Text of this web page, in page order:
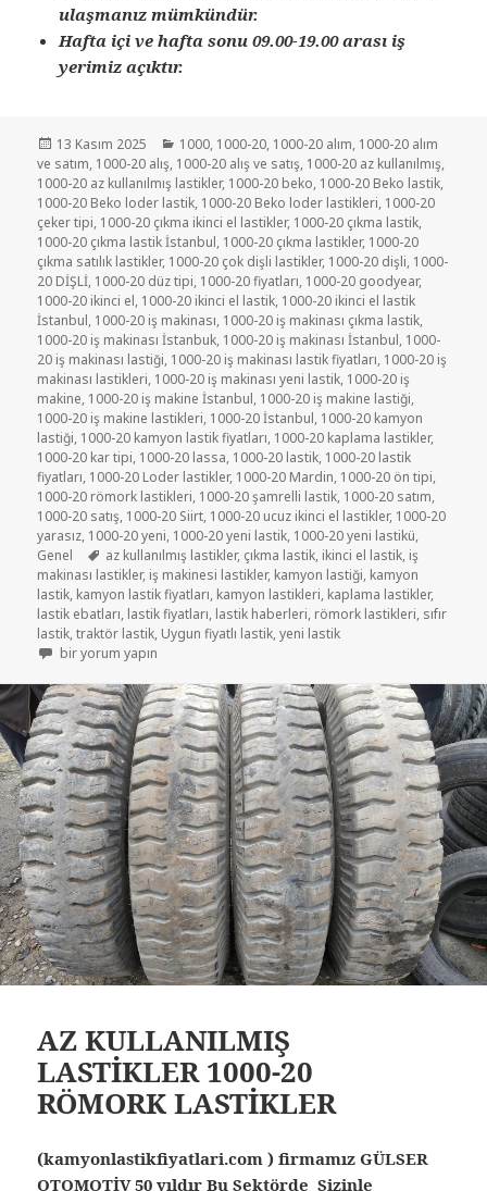
ulaşmanız mümkündür.
Hafta içi ve hafta sonu 09.00-19.00 arası iş
yerimiz açıktır.
Yayın
tarihi
13 Kasım 2025 Kategoriler
1000, 1000-20, 1000-20 alım, 1000-20 alım
ve satım, 1000-20 alış, 1000-20 alış ve satış, 1000-20 az kullanılmış,
1000-20 az kullanılmış lastikler, 1000-20 beko, 1000-20 Beko lastik,
1000-20 Beko loder lastik, 1000-20 Beko loder lastikleri, 1000-20
çeker tipi, 1000-20 çıkma ikinci el lastikler, 1000-20 çıkma lastik,
1000-20 çıkma lastik İstanbul, 1000-20 çıkma lastikler, 1000-20
çıkma satılık lastikler, 1000-20 çok dişli lastikler, 1000-20 dişli, 1000-
20 DİŞLİ, 1000-20 düz tipi, 1000-20 fiyatları, 1000-20 goodyear,
1000-20 ikinci el, 1000-20 ikinci el lastik, 1000-20 ikinci el lastik
İstanbul, 1000-20 iş makinası, 1000-20 iş makinası çıkma lastik,
1000-20 iş makinası İstanbuk, 1000-20 iş makinası İstanbul, 1000-
20 iş makinası lastiği, 1000-20 iş makinası lastik fiyatları, 1000-20 iş
makinası lastikleri, 1000-20 iş makinası yeni lastik, 1000-20 iş
makine, 1000-20 iş makine İstanbul, 1000-20 iş makine lastiği,
1000-20 iş makine lastikleri, 1000-20 İstanbul, 1000-20 kamyon
lastiği, 1000-20 kamyon lastik fiyatları, 1000-20 kaplama lastikler,
1000-20 kar tipi, 1000-20 lassa, 1000-20 lastik, 1000-20 lastik
fiyatları, 1000-20 Loder lastikler, 1000-20 Mardin, 1000-20 ön tipi,
1000-20 römork lastikleri, 1000-20 şamrelli lastik, 1000-20 satım,
1000-20 satış, 1000-20 Siirt, 1000-20 ucuz ikinci el lastikler, 1000-20
yarasız, 1000-20 yeni, 1000-20 yeni lastik, 1000-20 yeni lastikü,
Genel
Etiketler
az kullanılmış lastikler, çıkma lastik, ikinci el lastik, iş
makinası lastikler, iş makinesi lastikler, kamyon lastiği, kamyon
lastik, kamyon lastik fiyatları, kamyon lastikleri, kaplama lastikler,
lastik ebatları, lastik fiyatları, lastik haberleri, römork lastikleri, sıfır
lastik,traktör lastik, Uygun fiyatlı lastik,yeni lastik
Ekskavatör 1000-20 iş makinesi lastikler için
bir yorum yapın
AZ KULLANILMIŞ
LASTİKLER 1000-20
RÖMORK LASTİKLER
(kamyonlastikfiyatlari.com ) firmamız GÜLSER
OTOMOTİV 50 yıldır Bu Sektörde Sizinle